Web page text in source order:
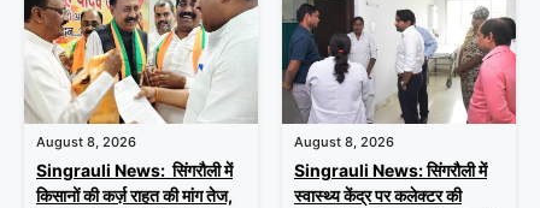
August 8, 2026
Singrauli News: सिंगरौली में
किसानों की कर्ज़ राहत की मांग तेज,
August 8, 2026
Singrauli News: सिंगरौली में
स्वास्थ्य केंद्र पर कलेक्टर की